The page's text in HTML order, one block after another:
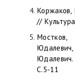
Коржаков,
//
С.5-11